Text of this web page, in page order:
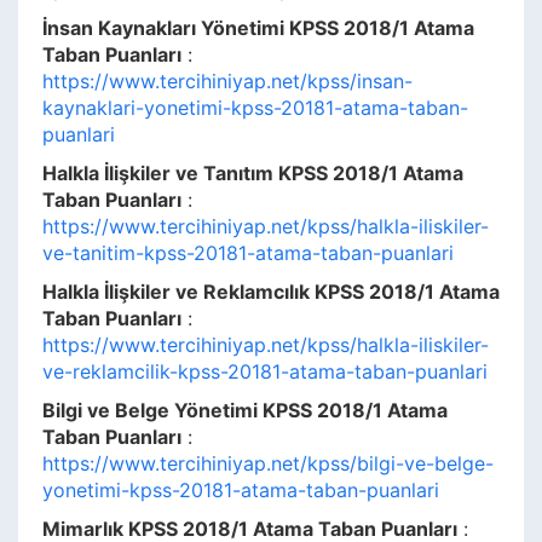
İnsan Kaynakları Yönetimi KPSS 2018/1 Atama
Taban Puanları :
https://www.tercihiniyap.net/kpss/insan-
kaynaklari-yonetimi-kpss-20181-atama-taban-
puanlari
Halkla İlişkiler ve Tanıtım KPSS 2018/1 Atama
Taban Puanları :
https://www.tercihiniyap.net/kpss/halkla-iliskiler-
ve-tanitim-kpss-20181-atama-taban-puanlari
Halkla İlişkiler ve Reklamcılık KPSS 2018/1 Atama
Taban Puanları :
https://www.tercihiniyap.net/kpss/halkla-iliskiler-
ve-reklamcilik-kpss-20181-atama-taban-puanlari
Bilgi ve Belge Yönetimi KPSS 2018/1 Atama
Taban Puanları :
https://www.tercihiniyap.net/kpss/bilgi-ve-belge-
yonetimi-kpss-20181-atama-taban-puanlari
Mimarlık KPSS 2018/1 Atama Taban Puanları :